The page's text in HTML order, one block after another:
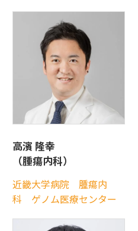
高濱 隆幸
（腫瘍内科）
近畿大学病院 腫瘍内
科 ゲノム医療センター